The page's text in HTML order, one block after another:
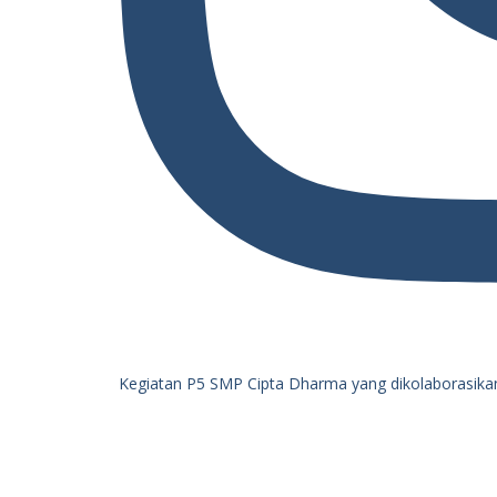
Kegiatan P5 SMP Cipta Dharma yang